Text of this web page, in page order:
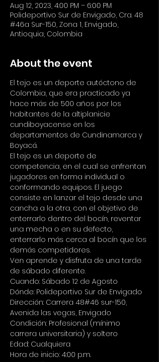
Aug 12, 2023, 4:00 PM – 6:00 PM
Polideportivo Sur de Envigado, Cra. 48
#46a Sur-150, Zona 1, Envigado,
Antioquia, Colombia
About the event
El tejo es un deporte autóctono de
Colombia, que era practicado ya
hace más de 500 años por los
habitantes de la altiplanicie
cundiboyacense en los
departamentos de Cundinamarca y
Boyacá.
El tejo es un deporte de
competencia, en el cual se enfrentan
jugadores en forma individual o
conformando equipos. El juego
consiste en lanzar el tejo desde una
cancha a la otra, con el objetivo de
enterrarlo dentro del bocín, reventar
una mecha o en su defecto,
enterrarlo más cerca al bocín que los
demás competidores.
Ven aprende y disfruta de una tarde
de sábado diferente.
Cuando: Sábado 12 de Agosto
Dónde: Polideportivo Sur de Envigado
Dirección: Carrera 48#46 sur-150,
Avenida las vegas, Envigado
Condición: Profesional (mínimo
carrera universitaria) y soltero
Edad: Cualquiera
Hora de inicio: 4:00 p.m.